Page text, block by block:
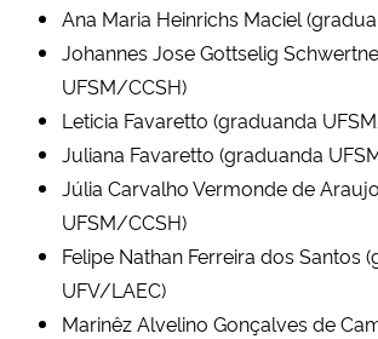
Ana Maria Heinrichs Maciel
Johannes Jose Gottselig
UFSM/CCSH)
Leticia Favaretto (graduanda
Juliana Favaretto (graduanda
Júlia Carvalho Vermonde de
UFSM/CCSH)
Felipe Nathan Ferreira dos Santos
UFV/LAEC)
Marinêz Alvelino Gonçalves de